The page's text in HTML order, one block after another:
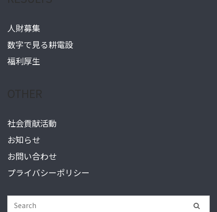
人財募集
数字で見る耕電設
福利厚生
社会貢献活動
お知らせ
お問い合わせ
プライバシーポリシー